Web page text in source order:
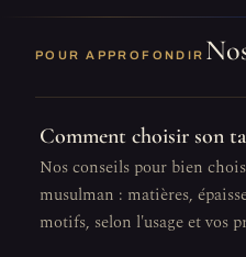
POUR APPROFONDIR
Comment choisir son
Nos conseils pour bien
musulman : matières,
motifs, selon l'usage et vos